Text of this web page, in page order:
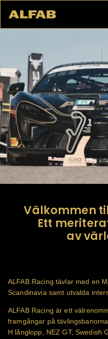
Välkommen
Ett
av
ALFAB Racing tävlar med en
Scandinavia samt utvalda
ALFAB Racing är ett
framgångar på
H långlopp, NEZ GT, Swedish